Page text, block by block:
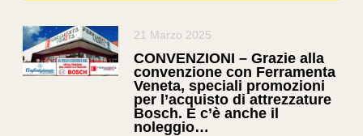
21 Marzo 2025
CONVENZIONI – Grazie alla
convenzione con Ferramenta
Veneta, speciali promozioni
per l’acquisto di attrezzature
Bosch. E c’è anche il
noleggio…